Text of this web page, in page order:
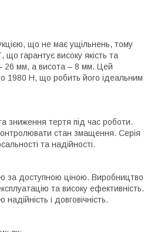
що не має ущільнень, тому
гарантує високу якість та
– 26 мм, а висота – 8 мм. Цей
1980 Н, що робить його ідеальним
зниження тертя під час роботи.
стан змащення. Серія
та надійності.
за доступною ціною. Виробництво
та високу ефективність.
і довговічність.